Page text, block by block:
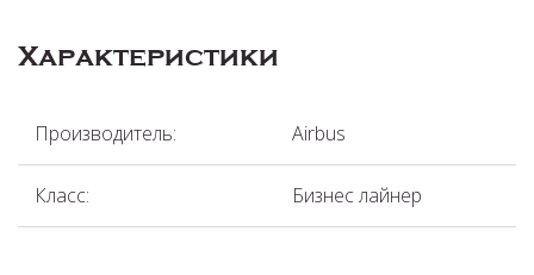
Характеристики
Производитель: Airbus
Класс: Бизнес лайнер